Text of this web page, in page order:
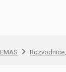
EMAS